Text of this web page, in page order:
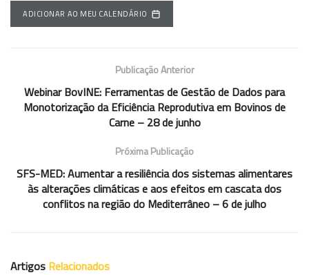
ADICIONAR AO MEU CALENDÁRIO
Publicação Anterior
Webinar BovINE: Ferramentas de Gestão de Dados para
Monotorização da Eficiência Reprodutiva em Bovinos de
Carne – 28 de junho
Próxima Publicação
SFS-MED: Aumentar a resiliência dos sistemas alimentares
às alterações climáticas e aos efeitos em cascata dos
conflitos na região do Mediterrâneo – 6 de julho
Artigos Relacionados